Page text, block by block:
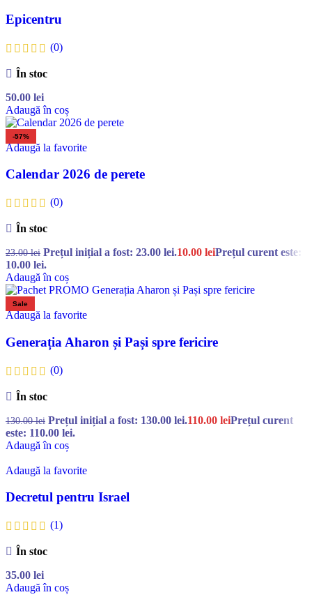
Epicentru
(0)
În stoc
50.00 lei
Adaugă în coș
-57%
Adaugă la favorite
Calendar 2026 de perete
(0)
În stoc
23.00lei Prețul inițial a fost: 23.00 lei.10.00 leiPrețul curent este:
10.00 lei.
Adaugă în coș
Sale
Adaugă la favorite
Generația Aharon și Pași spre fericire
(0)
În stoc
130.00lei Prețul inițial a fost: 130.00 lei.110.00 leiPrețul curent
este: 110.00 lei.
Adaugă în coș
Adaugă la favorite
Decretul pentru Israel
(1)
În stoc
35.00 lei
Adaugă în coș